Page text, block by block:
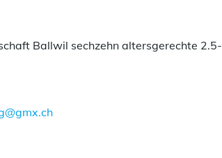
Ballwil sechzehn altersgerechte 2.5-
Fenster geöffnet.